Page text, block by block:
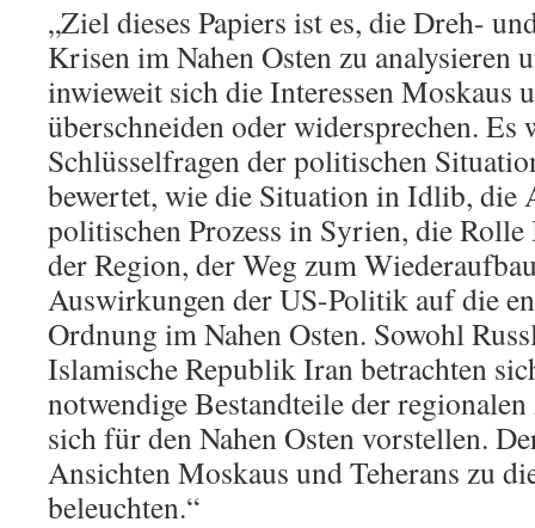
„Ziel dieses Papiers ist es, die Dreh-
Krisen im Nahen Osten zu analysieren
inwieweit sich die Interessen Moskaus
überschneiden oder widersprechen. Es
Schlüsselfragen der politischen
bewertet, wie die Situation in Idlib, die
politischen Prozess in Syrien, die
der Region, der Weg zum
Auswirkungen der US-Politik auf die
Ordnung im Nahen Osten. Sowohl
Islamische Republik Iran betrachten
notwendige Bestandteile der
sich für den Nahen Osten vorstellen.
Ansichten Moskaus und Teherans zu
beleuchten.“